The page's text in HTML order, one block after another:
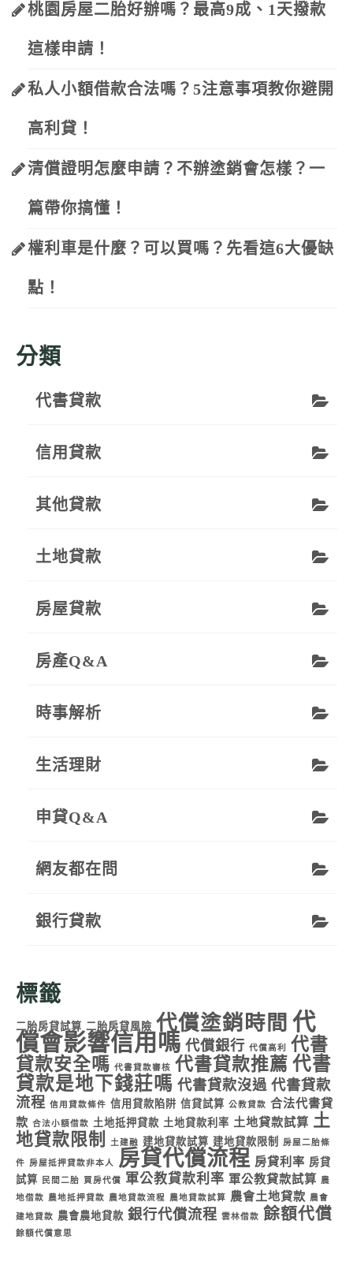
桃園房屋二胎好辦嗎？最高9成、1天撥款
這樣申請！
私人小額借款合法嗎？5注意事項教你避開
高利貸！
清償證明怎麼申請？不辦塗銷會怎樣？一
篇帶你搞懂！
權利車是什麼？可以買嗎？先看這6大優缺
點！
分類
代書貸款
信用貸款
其他貸款
土地貸款
房屋貸款
房產Q&A
時事解析
生活理財
申貸Q&A
網友都在問
銀行貸款
標籤
二胎房貸試算 二胎房貸風險 代償塗銷時間 代
償會影響信用嗎 代償銀行 代償高利
代書
貸款安全嗎 代書貸款審核 代書貸款推薦 代書
貸款是地下錢莊嗎 代書貸款沒過 代書貸款
流程 信用貸款條件 信用貸款陷阱 信貸試算 公教貸款 合法代書貸
款 合法小額借款 土地抵押貸款 土地貸款利率 土地貸款試算 土
地貸款限制
土建融 建地貸款試算 建地貸款限制 房屋二胎條
件 房屋抵押貸款非本人 房貸代償流程 房貸利率 房貸
試算
民間二胎 買房代償 軍公教貸款利率 軍公教貸款試算
農
地借款
農地抵押貸款 農地貸款流程 農地貸款試算 農會土地貸款 農會
建地貸款 農會農地貸款 銀行代償流程 雲林借款 餘額代償
餘額代償意思